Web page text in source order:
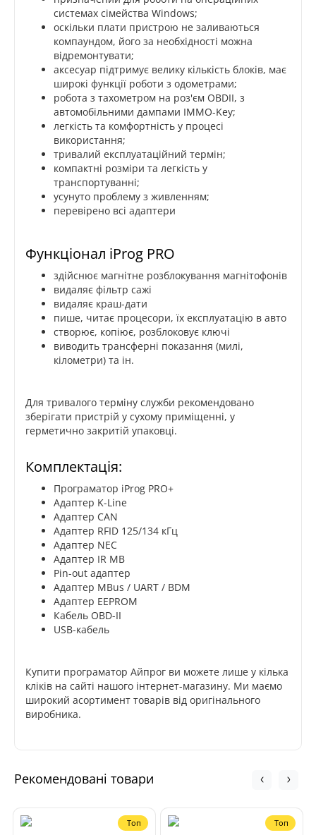
системах сімейства Windows;
оскільки плати пристрою не заливаються
компаундом, його за необхідності можна
відремонтувати;
аксесуар підтримує велику кількість блоків, має
широкі функції роботи з одометрами;
робота з тахометром на роз'єм OBDII, з
автомобільними дампами IMMO-Key;
легкість та комфортність у процесі
використання;
тривалий експлуатаційний термін;
компактні розміри та легкість у
транспортуванні;
усунуто проблему з живленням;
перевірено всі адаптери
Функціонал iProg PRO
здійснює магнітне розблокування магнітофонів
видаляє фільтр сажі
видаляє краш-дати
пише, читає процесори, їх експлуатацію в авто
створює, копіює, розблоковує ключі
виводить трансферні показання (милі,
кілометри) та ін.
Для тривалого терміну служби рекомендовано
зберігати пристрій у сухому приміщенні, у
герметично закритій упаковці.
Комплектація:
Програматор iProg PRO+
Адаптер K-Line
Адаптер CAN
Адаптер RFID 125/134 кГц
Адаптер NEC
Адаптер IR MB
Pin-out адаптер
Адаптер MBus / UART / BDM
Адаптер EEPROM
Кабель OBD-II
USB-кабель
Купити програматор Айпрог ви можете лише у кілька
кліків на сайті нашого інтернет-магазину. Ми маємо
широкий асортимент товарів від оригінального
виробника.
Рекомендовані товари
Топ
Топ